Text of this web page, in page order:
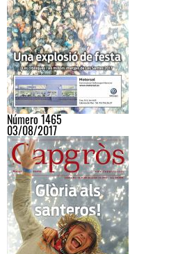
Número 1465
03/08/2017